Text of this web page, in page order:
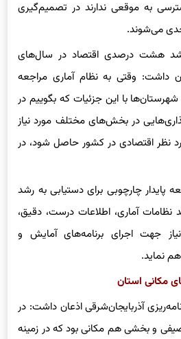
می‌شوند.
هشت درصدی اقتصاد در سال‌های
داشت: وقتی به نظام آماری مراجعه
با این جزئیات که بگوییم در
در بخش‌های مختلف مورد نیاز
نظر اقتصادی در کشور حاصل شود، در
پایدار چارچوبی برای دستیابی به رشد
نظامات آماری، اطلاعات درست، دقیق،
جهت اجرای برنامه‌های آمایش و
نماید.
مکانی استان
آذربایجان‌شرقی اذعان داشت: در
و بخشی هم مکانی بود که در زمینه
چندان موفق نبودیم؛ اما در رویکردهای